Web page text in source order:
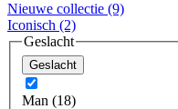
Nieuwe collectie (9)
Iconisch (2)
Geslacht
Geslacht
Man (18)